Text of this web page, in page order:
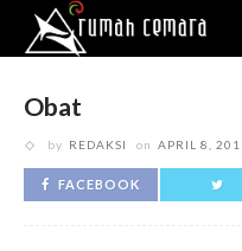
Obat
by REDAKSI on APRIL 8,
FACEBOOK